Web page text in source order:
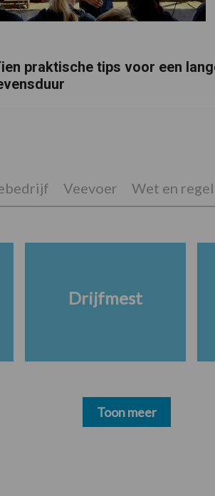
praktische tips voor een
Veevoer Wet en
Drijfmest
Toon meer